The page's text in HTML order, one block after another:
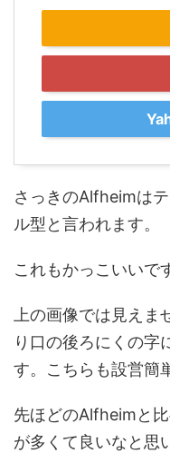
さっきのAlfheimは
ル型と言われます。
これもかっこいいで
上の画像では見えま
り口の後ろにくの字
す。こちらも設営簡
先ほどのAlfheimと
が多くて良いなと思